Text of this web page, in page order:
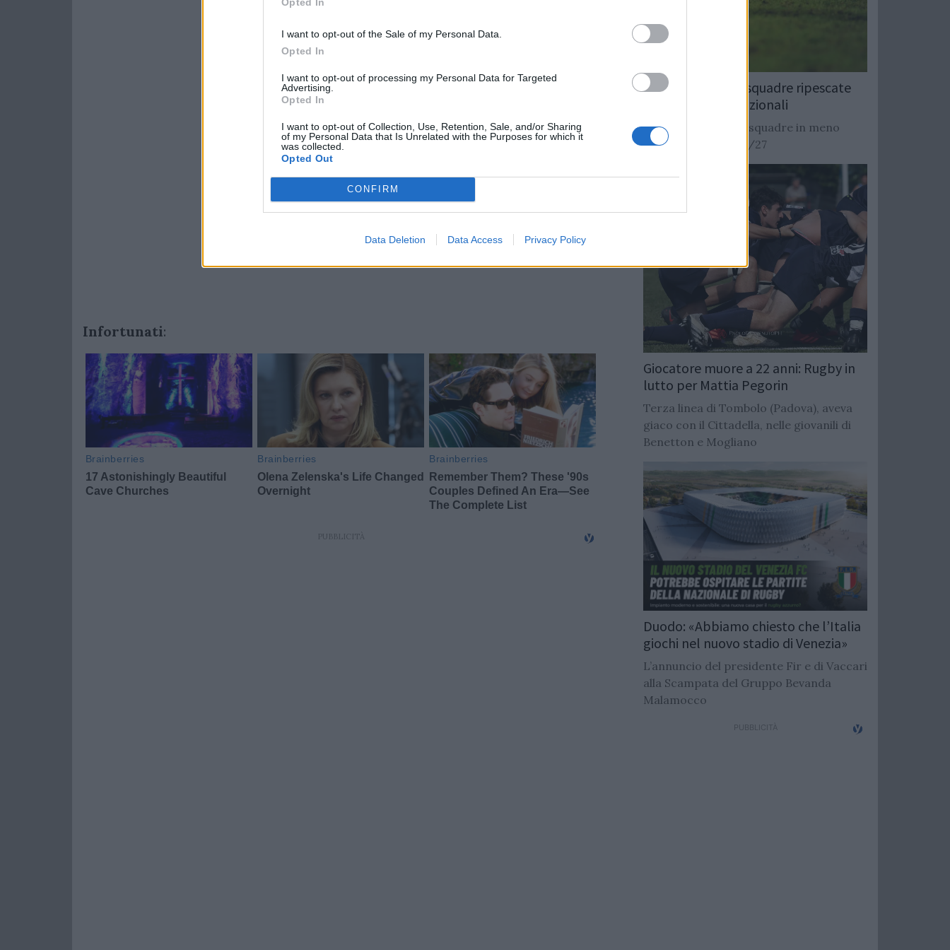
I want to opt-out of the Sale of my Personal Data.
Opted In
I want to opt-out of processing my Personal Data for Targeted
Advertising.
Opted In
I want to opt-out of Collection, Use, Retention, Sale, and/or Sharing
of my Personal Data that Is Unrelated with the Purposes for which it
was collected.
Opted Out
CONFIRM
Data Deletion Data Access Privacy Policy
Infortunati:
Rugby: Record di squadre ripescate
nei campionati nazionali
Si stimano oltre 20 squadre in meno
dalla stagione 2026/27
Giocatore muore a 22 anni: Rugby in
lutto per Mattia Pegorin
Terza linea di Tombolo (Padova), aveva
giaco con il Cittadella, nelle giovanili di
Benetton e Mogliano
Duodo: «Abbiamo chiesto che l’Italia
giochi nel nuovo stadio di Venezia»
L’annuncio del presidente Fir e di Vaccari
alla Scampata del Gruppo Bevanda
Malamocco